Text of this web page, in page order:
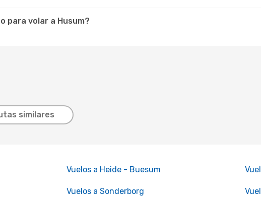
para volar a Husum?
similares
Vuelos a Heide - Buesum
Vuelos a Sonderborg